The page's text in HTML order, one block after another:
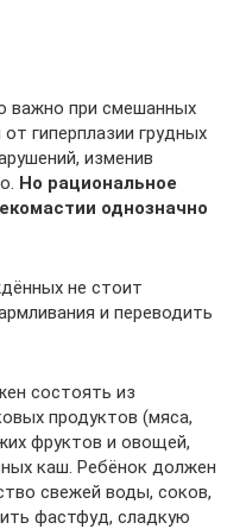
важно при смешанных
гиперплазии грудных
изменив
Но рациональное
однозначно
не стоит
и переводить
состоять из
продуктов (мяса,
фруктов и овощей,
каш. Ребёнок должен
свежей воды, соков,
фастфуд, сладкую